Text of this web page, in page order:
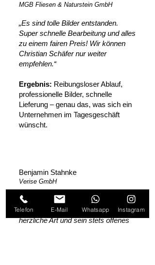
MGB Fliesen & Naturstein GmbH
„Es sind tolle Bilder entstanden.
Super schnelle Bearbeitung und alles
zu einem fairen Preis! Wir können
Christian Schäfer nur weiter
empfehlen.“
‍Ergebnis: Reibungsloser Ablauf,
professionelle Bilder, schnelle
Lieferung – genau das, was sich ein
Unternehmen im Tagesgeschäft
wünscht.
Benjamin Stahnke
Verise GmbH
„Ich bin Christian sehr dankbar für
seine offene, freundliche und
herzliche Art und sein stets offenes
Telefon E-Mail Whatsapp Instagram